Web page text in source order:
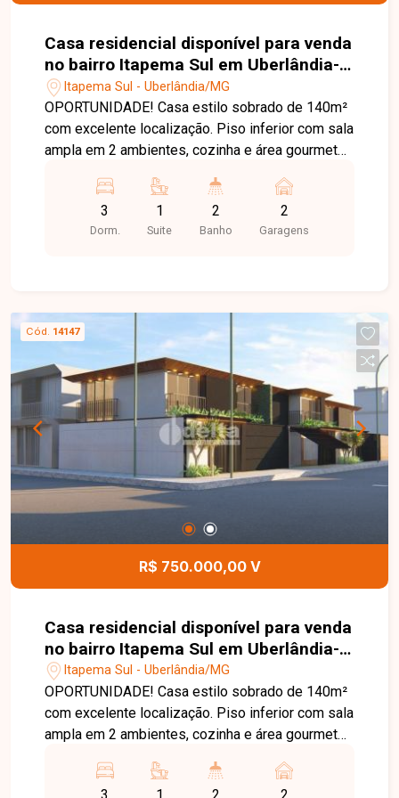
Casa residencial disponível para venda
no bairro Itapema Sul em Uberlândia-
MGItapema Sul - Uberlândia/MG
OPORTUNIDADE! Casa estilo sobrado de 140m²
com excelente localização. Piso inferior com sala
ampla em 2 ambientes, cozinha e área gourmet
com 3 quartos sendo uma suíte. Agende agora
mesmo uma visita e venha conhecer
pessoalmente todos os detalhes deste incrível
WhatsApp no número (34) 3230-9900 ou venha
conhecer nosso espaço e conversar
pessoalmente com um consultor que irá te
auxiliar na busca pelo imóvel que você busca.
Temos 3 unidades para te receber, no Centro,
Zona Sul ou Zona Leste: Av. João Naves de Ávila,
257 - Centro Rua Rafael Marino Neto, 135 -
Jardim Karaíba Av. Dr. Laerte Vieira Gonçalves,
607 ? Santa Mônica
3
Dorm.
1
Suite
2
Banho
2
Garagens
Cód. 14147
R$ 750.000,00 V
Casa residencial disponível para venda
no bairro Itapema Sul em Uberlândia-
MGItapema Sul - Uberlândia/MG
OPORTUNIDADE! Casa estilo sobrado de 140m²
com excelente localização. Piso inferior com sala
ampla em 2 ambientes, cozinha e área gourmet
com 3 quartos sendo uma suíte. Agende agora